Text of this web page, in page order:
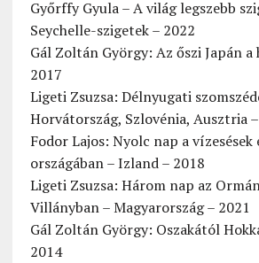
Győrffy Gyula – A világ legszebb
Seychelle-szigetek – 2022
Gál Zoltán György: Az őszi Japán a
2017
Ligeti Zsuzsa: Délnyugati
Horvátország, Szlovénia, Ausztria
Fodor Lajos: Nyolc nap a vízesések
országában – Izland – 2018
Ligeti Zsuzsa: Három nap az
Villányban – Magyarország – 2021
Gál Zoltán György: Oszakától
2014